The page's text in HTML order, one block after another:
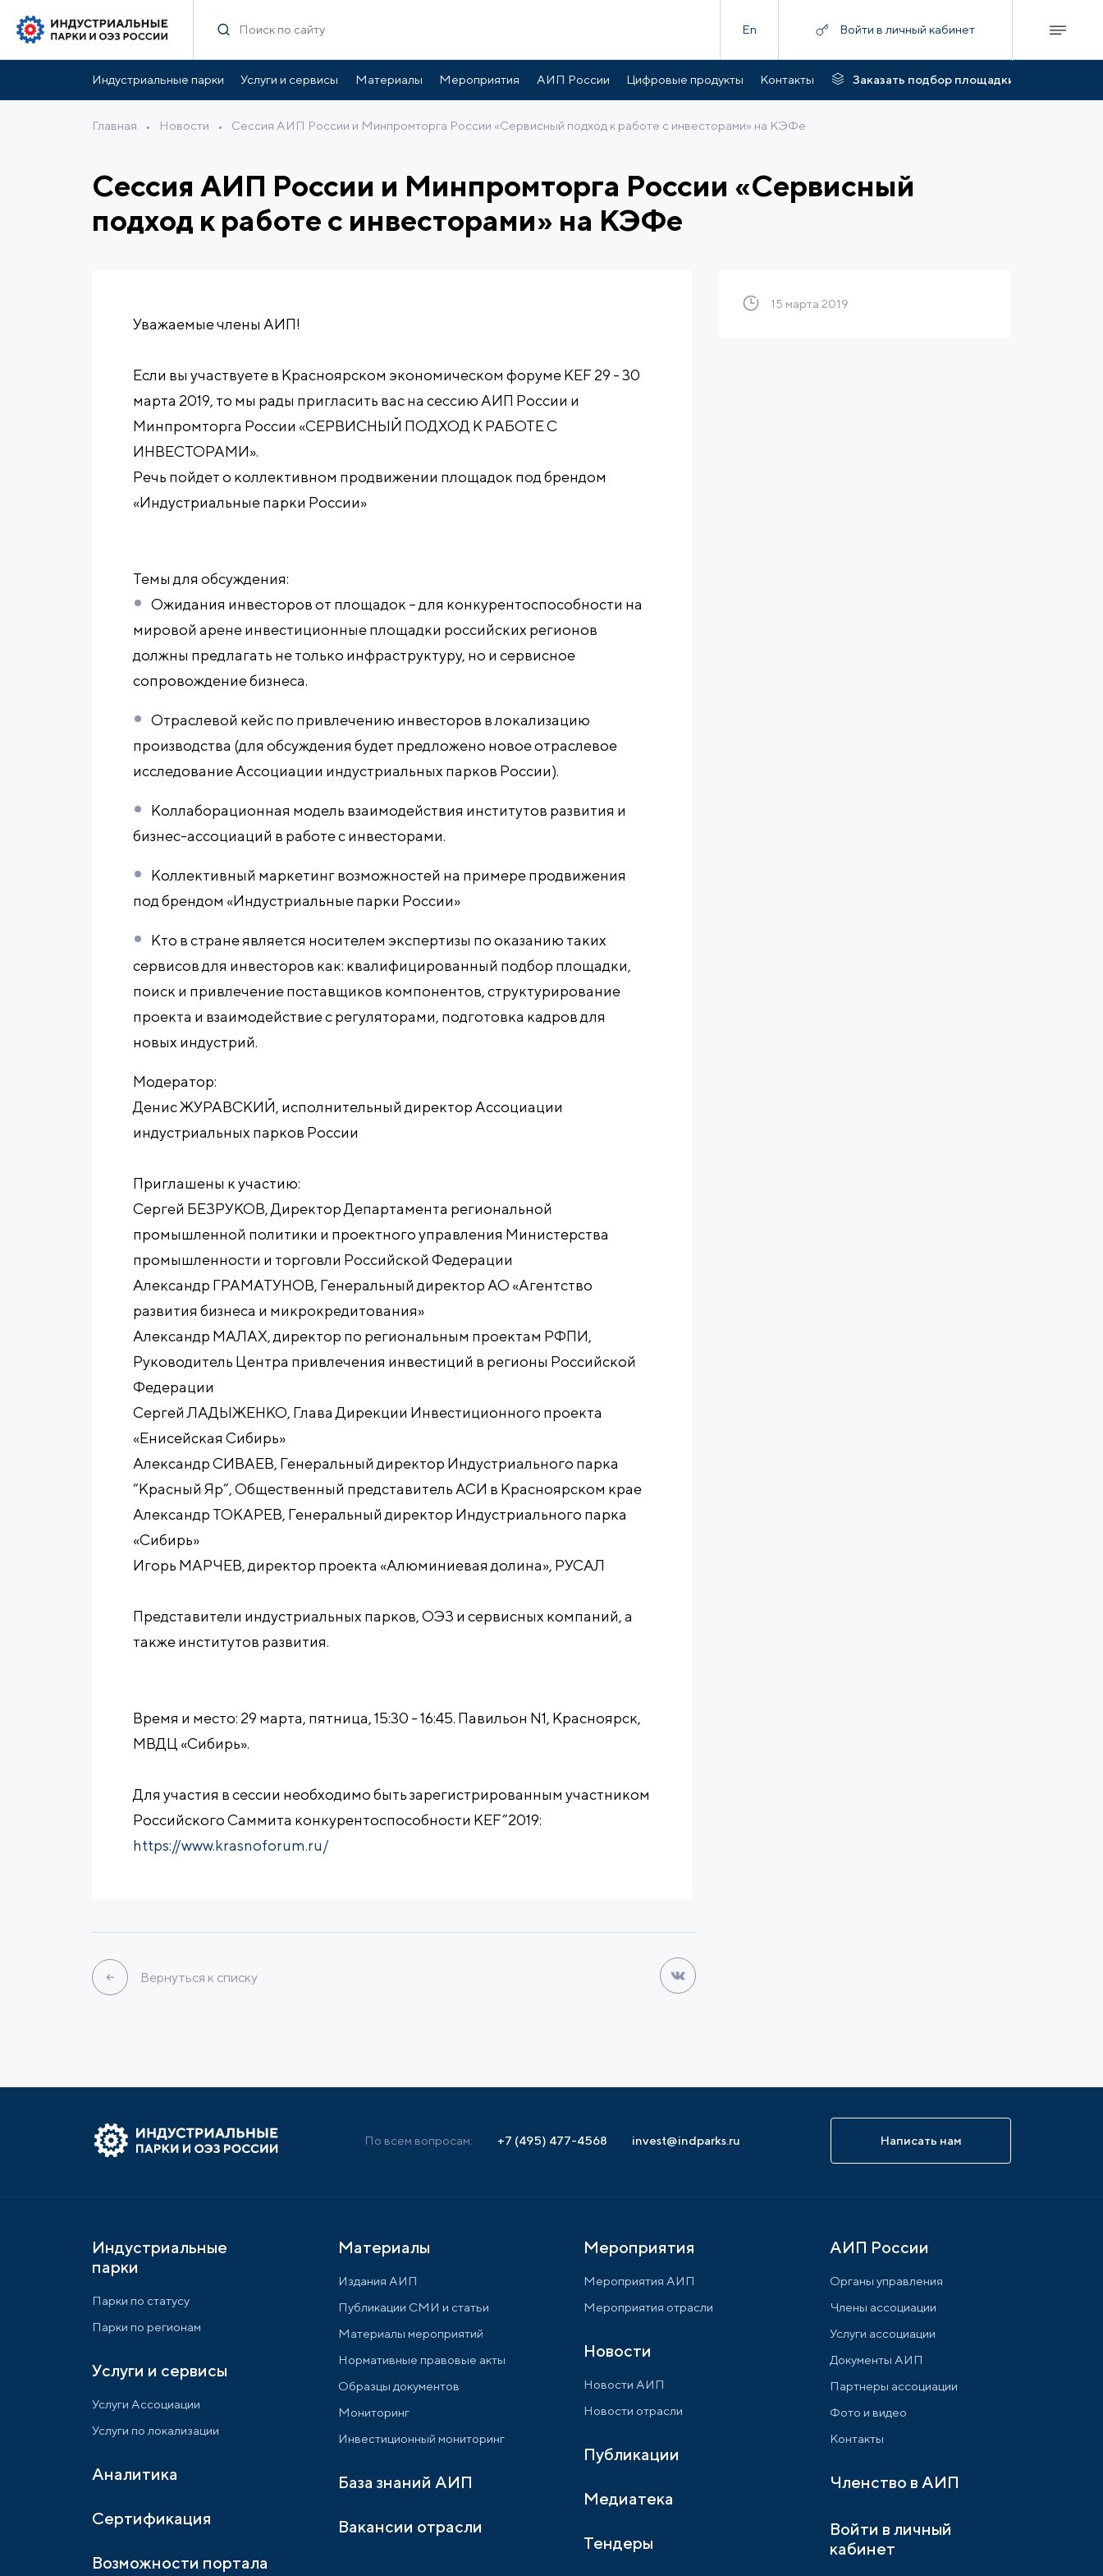
En Войти в личный кабинет
Индустриальные парки Услуги и сервисы Материалы Мероприятия АИП России Цифровые продукты Контакты Заказать подбор площадки
Главная • Новости • Сессия АИП России и Минпромторга России «Сервисный подход к работе с инвесторами» на КЭФе
Сессия АИП России и Минпромторга России «Сервисный
подход к работе с инвесторами» на КЭФе
Уважаемые члены АИП!
Если вы участвуете в Красноярском экономическом форуме KEF 29 - 30
марта 2019, то мы рады пригласить вас на сессию АИП России и
Минпромторга России «СЕРВИСНЫЙ ПОДХОД К РАБОТЕ С
ИНВЕСТОРАМИ».
Речь пойдет о коллективном продвижении площадок под брендом
«Индустриальные парки России»
Темы для обсуждения:
Ожидания инвесторов от площадок – для конкурентоспособности на
мировой арене инвестиционные площадки российских регионов
должны предлагать не только инфраструктуру, но и сервисное
сопровождение бизнеса.
Отраслевой кейс по привлечению инвесторов в локализацию
производства (для обсуждения будет предложено новое отраслевое
исследование Ассоциации индустриальных парков России).
Коллаборационная модель взаимодействия институтов развития и
бизнес-ассоциаций в работе с инвесторами.
Коллективный маркетинг возможностей на примере продвижения
под брендом «Индустриальные парки России»
Кто в стране является носителем экспертизы по оказанию таких
сервисов для инвесторов как: квалифицированный подбор площадки,
поиск и привлечение поставщиков компонентов, структурирование
проекта и взаимодействие с регуляторами, подготовка кадров для
новых индустрий.
Модератор:
Денис ЖУРАВСКИЙ, исполнительный директор Ассоциации
индустриальных парков России
Приглашены к участию:
Сергей БЕЗРУКОВ, Директор Департамента региональной
промышленной политики и проектного управления Министерства
промышленности и торговли Российской Федерации
Александр ГРАМАТУНОВ, Генеральный директор АО «Агентство
развития бизнеса и микрокредитования»
Александр МАЛАХ, директор по региональным проектам РФПИ,
Руководитель Центра привлечения инвестиций в регионы Российской
Федерации
Сергей ЛАДЫЖЕНКО, Глава Дирекции Инвестиционного проекта
«Енисейская Сибирь»
Александр СИВАЕВ, Генеральный директор Индустриального парка
“Красный Яр”, Общественный представитель АСИ в Красноярском крае
Александр ТОКАРЕВ, Генеральный директор Индустриального парка
«Сибирь»
Игорь МАРЧЕВ, директор проекта «Алюминиевая долина», РУСАЛ
Представители индустриальных парков, ОЭЗ и сервисных компаний, а
также институтов развития.
Время и место: 29 марта, пятница, 15:30 - 16:45. Павильон N1, Красноярск,
МВДЦ «Сибирь».
Для участия в сессии необходимо быть зарегистрированным участником
Российского Саммита конкурентоспособности KEF”2019:
https://www.krasnoforum.ru/
15 марта 2019
Вернуться к списку
По всем вопросам: +7 (495) 477-4568 invest@indparks.ru Написать нам
Индустриальные
парки
Парки по статусу
Парки по регионам
Услуги и сервисы
Услуги Ассоциации
Услуги по локализации
Аналитика
Сертификация
Возможности портала
Материалы
Издания АИП
Публикации СМИ и статьи
Материалы мероприятий
Нормативные правовые акты
Образцы документов
Мониторинг
Инвестиционный мониторинг
База знаний АИП
Вакансии отрасли
Мероприятия
Мероприятия АИП
Мероприятия отрасли
Новости
Новости АИП
Новости отрасли
Публикации
Медиатека
Тендеры
АИП России
Органы управления
Члены ассоциации
Услуги ассоциации
Документы АИП
Партнеры ассоциации
Фото и видео
Контакты
Членство в АИП
Войти в личный
кабинет